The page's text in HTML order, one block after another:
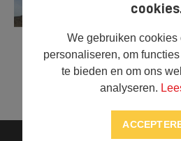
We gebruiken cookies
personaliseren, om
te bieden en om ons
analyseren.